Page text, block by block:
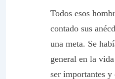
Todos esos
contado sus
una meta. Se
general en la
ser importantes